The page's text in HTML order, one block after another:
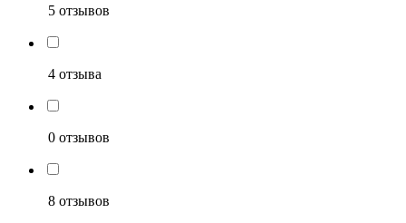
5 отзывов
4 отзыва
0 отзывов
8 отзывов